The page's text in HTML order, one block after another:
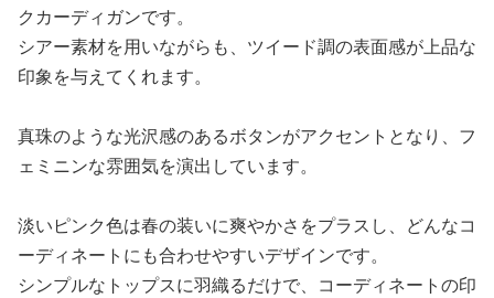
クカーディガンです。
シアー素材を用いながらも、ツイード調の表面感が上品な
印象を与えてくれます。
真珠のような光沢感のあるボタンがアクセントとなり、フ
ェミニンな雰囲気を演出しています。
淡いピンク色は春の装いに爽やかさをプラスし、どんなコ
ーディネートにも合わせやすいデザインです。
シンプルなトップスに羽織るだけで、コーディネートの印